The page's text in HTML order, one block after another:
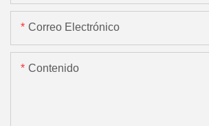
Correo Electrónico
Contenido